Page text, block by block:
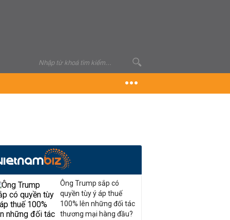
Ông Trump sắp có
quyền tùy ý áp thuế
100% lên những đối tác
thương mại hàng đầu?